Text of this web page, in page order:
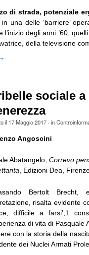
di strada, potenziale
in una delle ‘barriere’
l’inizio degli anni ’60,
della televisione
sociale
il 17 Maggio 2017· in
Angoscini
Abatangelo,Correvo
, Edizioni Dea,
Bertolt
risalta evidente
difficile a farsi’, 1
di vita di
con la storia della
dei Nuclei Armati